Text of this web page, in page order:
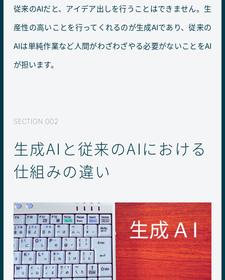
従来のAIだと、アイデア出しを行うことはできません。生
産性の高いことを行ってくれるのが生成AIであり、従来の
AIは単純作業など人間がわざわざやる必要がないことをAI
が担います。
生成AIと従来のAIにおける
仕組みの違い